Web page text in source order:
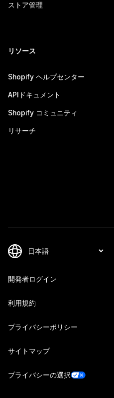
ストア管理
リソース
Shopify ヘルプセンター
APIドキュメント
Shopify コミュニティ
リサーチ
開発者ログイン
利用規約
プライバシーポリシー
サイトマップ
プライバシーの選択